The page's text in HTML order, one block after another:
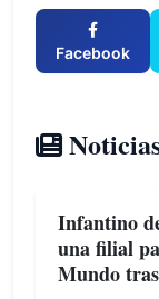
Facebook
Infantino
una filial
Mundo